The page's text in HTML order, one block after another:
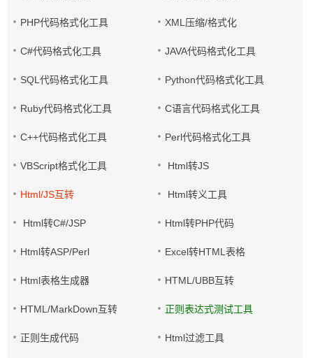
PHP代码格式化工具 XML压缩/格式化
C#代码格式化工具 JAVA代码格式化工具
SQL代码格式化工具 Python代码格式化工具
Ruby代码格式化工具 C语言代码格式化工具
C++代码格式化工具 Perl代码格式化工具
VBScript格式化工具 Html转JS
Html/JS互转 Html转义工具
Html转C#/JSP Html转PHP代码
Html转ASP/Perl Excel转HTML表格
Html表格生成器 HTML/UBB互转
HTML/MarkDown互转 正则表达式测试工具
正则生成代码 Html过滤工具